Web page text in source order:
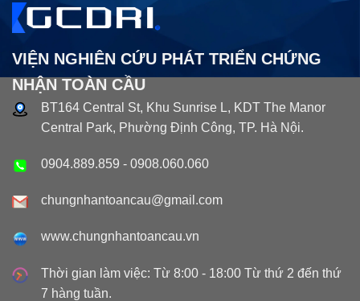
VIỆN NGHIÊN CỨU PHÁT TRIỂN CHỨNG
NHẬN TOÀN CẦU
BT164 Central St, Khu Sunrise L, KDT The Manor
Central Park, Phường Định Công, TP. Hà Nội.
0904.889.859 - 0908.060.060
chungnhantoancau@gmail.com
www.chungnhantoancau.vn
Thời gian làm việc: Từ 8:00 - 18:00 Từ thứ 2 đến thứ
7 hàng tuần.